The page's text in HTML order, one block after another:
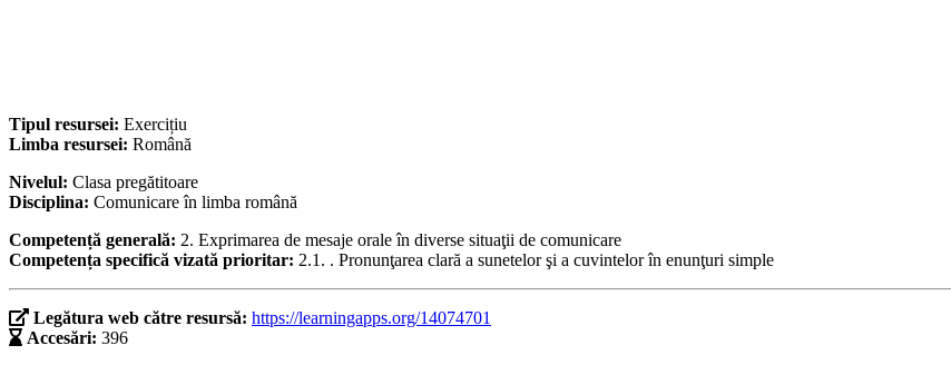
Tipul resursei: Exercițiu
Limba resursei: Română
Nivelul: Clasa pregătitoare
Disciplina: Comunicare în limba română
Competență generală: 2. Exprimarea de mesaje orale în diverse situaţii de comunicare
Competența specifică vizată prioritar: 2.1. . Pronunţarea clară a sunetelor şi a cuvintelor în enunţuri simple
Legătura web către resursă: https://learningapps.org/14074701
Accesări: 396